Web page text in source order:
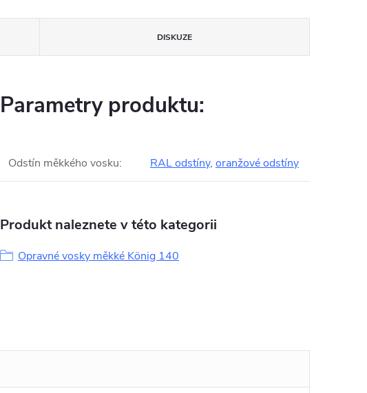
DISKUZE
Parametry produktu:
Odstín měkkého vosku: RAL odstíny, oranžové odstíny
Produkt naleznete v této kategorii
Opravné vosky měkké König 140